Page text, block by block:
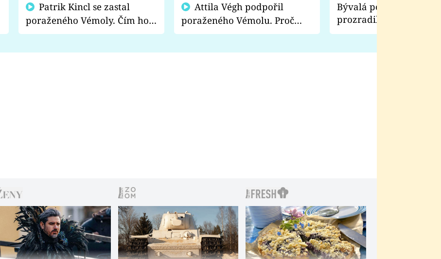
poraženého Vémoly. Čím ho
fanoušci naštvali?
poraženého Vémolu. Proč
chce raději zápasit s ním než
Bývalá pornoherečka
prozradila, co ji
natáčení Euforie.